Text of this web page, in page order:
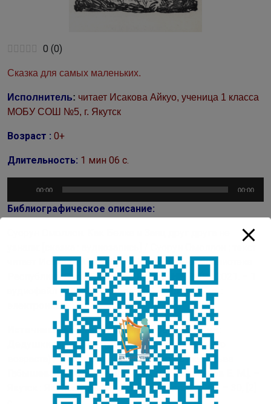
0 (0)
Сказка для самых маленьких.
Исполнитель: читает Исакова Айкуо, ученица 1 класса
МОБУ СОШ №5, г. Якутск
Возраст : 0+
Длительность: 1 мин 06 с.
00:00 00:00
Библиографическое описание:
читает Исакова Айыы Куо ; Национальная библиотека
Республики Саха (Якутия). – Якутск; НБ РС(Я), 2021. – 1
аудиофайл (589 Кб ; 01 мин 06 с) – Устная речь :
электронная.
Источник:Звукозапись из электрон. копии кн.:
Дедушкины сказки : (для младшего и среднего
возраста) / Д. Сивцев-Омоллон ; пер. с якут. Льва
Габышева ; [худож. Сивцев Э. С. и Шапошников Е. М.]. –
Якутск : Якутское книжное издательство, 1967. – 30, [2]